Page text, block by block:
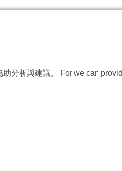
分析與建議。 For we can